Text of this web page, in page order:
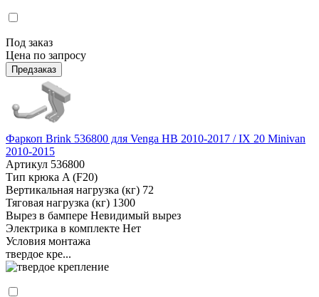
Под заказ
Цена по запросу
Предзаказ
Фаркоп Brink 536800 для Venga HB 2010-2017 / IX 20 Minivan
2010-2015
Артикул 536800
Тип крюка A (F20)
Вертикальная нагрузка (кг) 72
Тяговая нагрузка (кг) 1300
Вырез в бампере Невидимый вырез
Электрика в комплекте Нет
Условия монтажа
твердое кре...